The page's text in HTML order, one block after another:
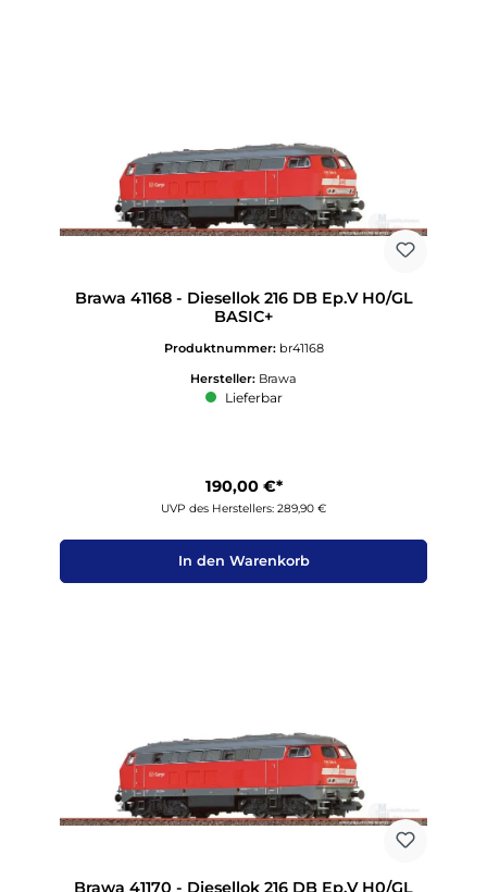
Brawa 41168 - Diesellok 216 DB Ep.V H0/GL
BASIC+
Produktnummer: br41168
Hersteller: Brawa
Lieferbar
190,00 €*
UVP des Herstellers: 289,90 €
In den Warenkorb
Brawa 41170 - Diesellok 216 DB Ep.V H0/GL